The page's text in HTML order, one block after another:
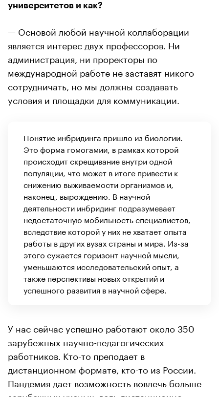
университетов и как?
— Основой любой научной коллаборации
является интерес двух профессоров. Ни
администрация, ни проректоры по
международной работе не заставят никого
сотрудничать, но мы должны создавать
условия и площадки для коммуникации.
Понятие инбридинга пришло из биологии.
Это форма гомогамии, в рамках которой
происходит скрещивание внутри одной
популяции, что может в итоге привести к
снижению выживаемости организмов и,
наконец, вырождению. В научной
деятельности инбридинг подразумевает
недостаточную мобильность специалистов,
вследствие которой у них не хватает опыта
работы в других вузах страны и мира. Из-за
этого сужается горизонт научной мысли,
уменьшаются исследовательский опыт, а
также перспективы новых открытий и
успешного развития в научной сфере.
У нас сейчас успешно работают около 350
зарубежных научно-педагогических
работников. Кто-то преподает в
дистанционном формате, кто-то из России.
Пандемия дает возможность вовлечь больше